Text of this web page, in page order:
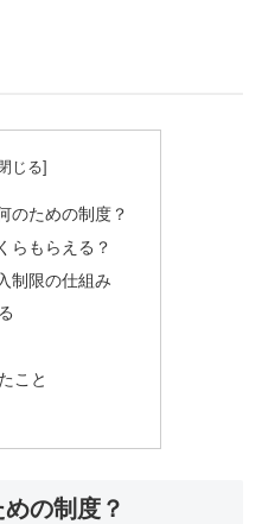
のための制度？
らもらえる？
制限の仕組み
こと
の制度？